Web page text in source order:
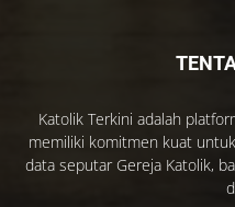
Katolik Terkini adalah
memiliki komitmen kuat
data seputar Gereja Katolik,